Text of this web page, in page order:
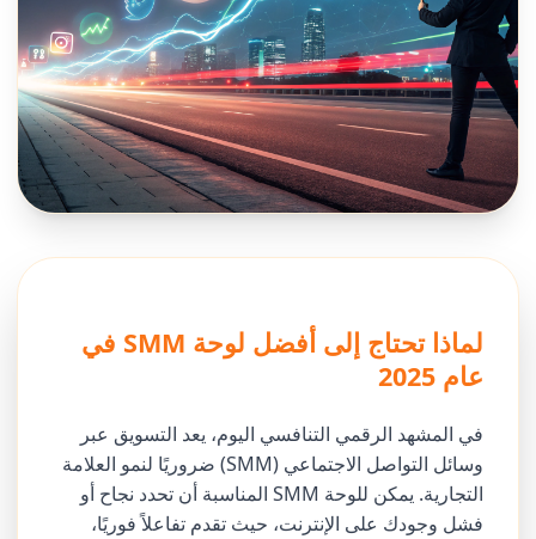
لماذا تحتاج إلى أفضل لوحة SMM في
عام 2025
في المشهد الرقمي التنافسي اليوم، يعد التسويق عبر
وسائل التواصل الاجتماعي (SMM) ضروريًا لنمو العلامة
التجارية. يمكن للوحة SMM المناسبة أن تحدد نجاح أو
فشل وجودك على الإنترنت، حيث تقدم تفاعلاً فوريًا،